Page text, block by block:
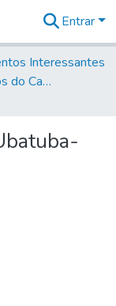
Entrar
Interessantes
Volume 87 - Ofícios do Capitão General Antonio Manoel de Melo Castro e Mendonça (1797- 1801)